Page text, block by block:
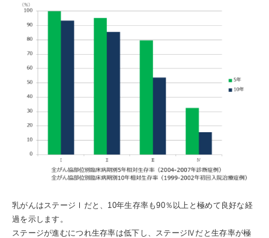
乳がんはステージⅠだと、10年生存率も90％以上と極めて良好な経
過を示します。
ステージが進むにつれ生存率は低下し、ステージⅣだと生存率が極